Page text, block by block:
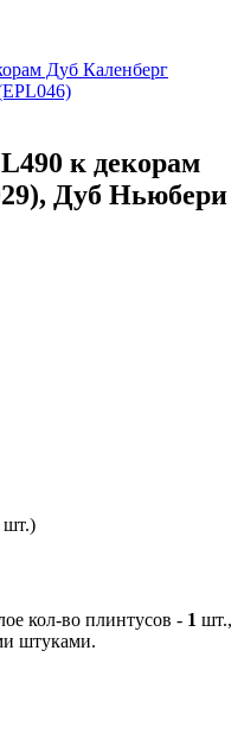
к декорам
Дуб Ньюбери
шт.)
кол-во плинтусов - 1 шт.,
штуками.